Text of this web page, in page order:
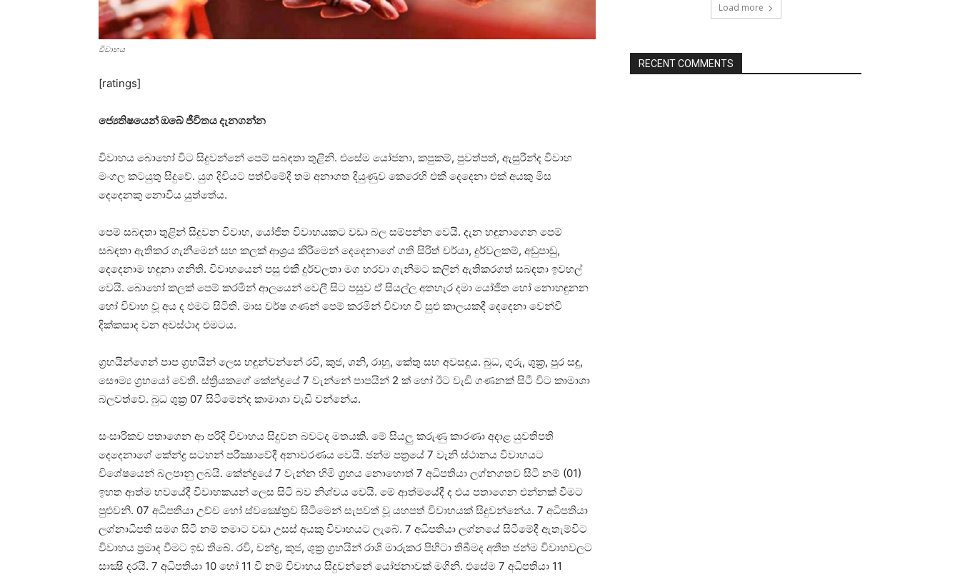
විවාහය
[ratings]
ජ්‍යෙතිෂයෙන් ඔබේ ජීවිතය දැනගන්න
විවාහය බොහෝ විට සිදුවන්නේ පෙම් සබඳතා තුළිනි. එසේම යෝජනා, කපුකම්, පුවත්පත්, ඇසුරින්ද විවාහ
මංගල කටයුතු සිදුවේ. යුග දිවියට පත්වීමේදී තම අනාගත දියුණුව කෙරෙහි එකී දෙදෙනා එක්‌ අයකු මිස
දෙදෙනකු නොවිය යුත්තේය.
පෙම් සබඳතා තුළින් සිදුවන විවාහ, යෝජිත විවාහයකට වඩා බල සම්පන්න වෙයි. දැන හඳුනාගෙන පෙම්
සබඳතා ඇතිකර ගැනීමෙන් සහ කලක්‌ ආශ්‍රය කිරීමෙන් දෙදෙනාගේ ගති සිරිත් චර්යා, දුර්වලකම්, අඩුපාඩු,
දෙදෙනාම හඳුනා ගනිති. විවාහයෙන් පසු එකී දුර්වලතා මග හරවා ගැනීමට කලින් ඇතිකරගත් සබඳතා ඉවහල්
වෙයි. බොහෝ කලක්‌ පෙම් කරමින් ආලයෙන් වෙලී සිට පසුව ඒ සියල්ල අතහැර දමා යෝජිත හෝ නොහඳුනන
හෝ විවාහ වූ අය ද එමට සිටිති. මාස වර්ෂ ගණන් පෙම් කරමින් විවාහ වී සුළු කාලයකදී දෙදෙනා වෙන්වී
දික්‌කසාද වන අවස්‌ථාද එමටය.
ග්‍රහයින්ගෙන් පාප ග්‍රහයින් ලෙස හඳුන්වන්නේ රවි, කුජ, ශනි, රාහු, කේතු සහ අවසඳුය. බුධ, ගුරු, ශුක්‍ර, පුර සඳු,
සෞම්‍ය ග්‍රහයෝ වෙති. ස්‌ත්‍රියකගේ කේන්ද්‍රයේ 7 වැන්නේ පාපයින් 2 ක්‌ හෝ ඊට වැඩි ගණනක්‌ සිටී විට කාමාශා
බලවත්වේ. බුධ ශුක්‍ර 07 සිටීමෙන්ද කාමාශා වැඩි වන්නේය.
සංසාරිකව පතාගෙන ආ පරිදි විවාහය සිදුවන බවටද මතයකි. මේ සියලු කරුණු කාරණා අදාළ යුවතිපති
දෙදෙනාගේ කේන්ද්‍ර සටහන් පරීක්‍ෂාවේදී අනාවරණය වෙයි. ඡන්ම පත්‍රයේ 7 වැනි ස්‌ථානය විවාහයට
විශේෂයෙන් බලපානු ලබයි. කේන්ද්‍රයේ 7 වැන්න හිමි ග්‍රහය නොහොත් 7 අධිපතියා ලග්නගතව සිටී නම් (01)
ඉහත ආත්ම භවයේදී විවාහකයන් ලෙස සිටි බව නිශ්චය වෙයි. මේ ආත්මයේදී ද එය පතාගෙන එන්නක්‌ වීමට
පුළුවනි. 07 අධිපතියා උච්ච හෝ ස්‌වක්‍ෂේත්‍රව සිටීමෙන් සැපවත් වූ යහපත් විවාහයක්‌ සිදුවන්නේය. 7 අධිපතියා
ලග්නාධිපති සමග සිටී නම් තමාට වඩා උසස්‌ අයකු විවාහයට ලැබේ. 7 අධිපතියා ලග්නයේ සිටීමේදී ඇතැම්විට
විවාහය ප්‍රමාද වීමට ඉඩ තිබේ. රවි, චන්ද්‍ර, කුජ, ශුක්‍ර ග්‍රහයින් රාශි මාරුකර පිහිටා තිබීමද අතීත ජන්ම විවාහවලට
සාක්‍ෂි දරයි. 7 අධිපතියා 10 හෝ 11 වී නම් විවාහය සිදුවන්නේ යෝජනාවක්‌ මගිනි. එසේම 7 අධිපතියා 11
Load more
RECENT COMMENTS